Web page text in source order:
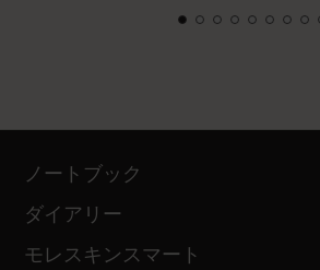
ノートブック
ダイアリー
モレスキンスマート